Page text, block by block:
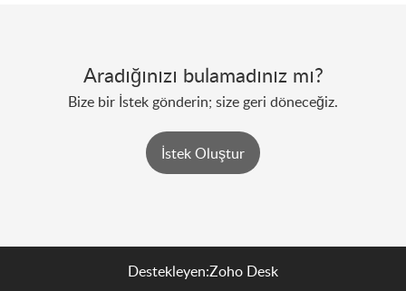
Aradığınızı bulamadınız mı?
Bize bir İstek gönderin; size geri döneceğiz.
İstek Oluştur
Destekleyen:Zoho Desk